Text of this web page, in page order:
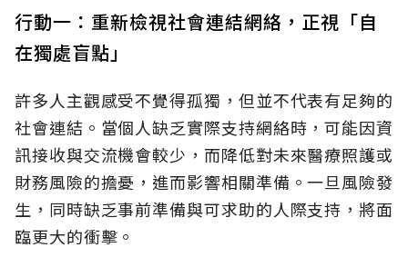
行動一：重新檢視社會連結網絡，正視「自
在獨處盲點」
許多人主觀感受不覺得孤獨，但並不代表有足夠的
社會連結。當個人缺乏實際支持網絡時，可能因資
訊接收與交流機會較少，而降低對未來醫療照護或
財務風險的擔憂，進而影響相關準備。一旦風險發
生，同時缺乏事前準備與可求助的人際支持，將面
臨更大的衝擊。